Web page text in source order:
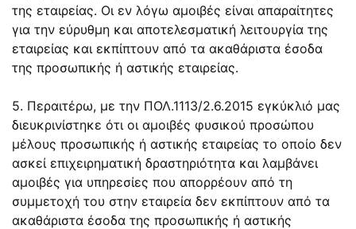
της εταιρείας. Οι εν λόγω αμοιβές είναι απαραίτητες
για την εύρυθμη και αποτελεσματική λειτουργία της
εταιρείας και εκπίπτουν από τα ακαθάριστα έσοδα
της προσωπικής ή αστικής εταιρείας.
5. Περαιτέρω, με την ΠΟΛ.1113/2.6.2015 εγκύκλιό μας
διευκρινίστηκε ότι οι αμοιβές φυσικού προσώπου
μέλους προσωπικής ή αστικής εταιρείας το οποίο δεν
ασκεί επιχειρηματική δραστηριότητα και λαμβάνει
αμοιβές για υπηρεσίες που απορρέουν από τη
συμμετοχή του στην εταιρεία δεν εκπίπτουν από τα
ακαθάριστα έσοδα της προσωπικής ή αστικής